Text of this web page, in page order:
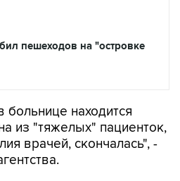
пешеходов на "островке
больнице находится
из "тяжелых" пациенток,
врачей, скончалась", -